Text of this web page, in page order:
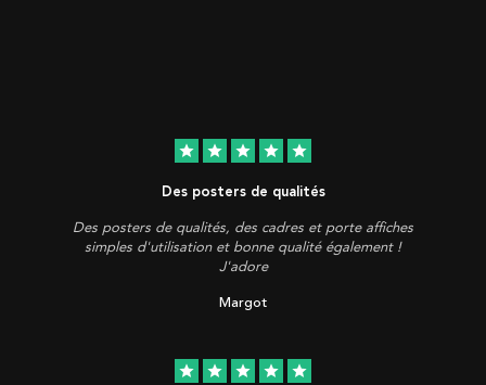
star star star star star
Des posters de qualités
Des posters de qualités, des cadres et porte affiches
simples d'utilisation et bonne qualité également !
J'adore
Margot
star star star star star